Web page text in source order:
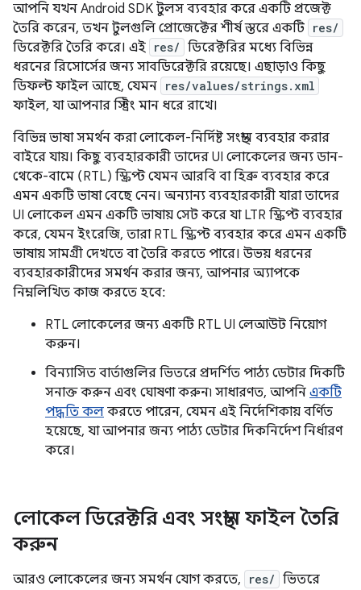
আপনি যখন Android SDK টুলস ব্যবহার করে একটি প্রজেক্ট
তৈরি করেন, তখন টুলগুলি প্রোজেক্টের শীর্ষ স্তরে একটি res/
ডিরেক্টরি তৈরি করে। এই res/ ডিরেক্টরির মধ্যে বিভিন্ন
ধরনের রিসোর্সের জন্য সাবডিরেক্টরি রয়েছে। এছাড়াও কিছু
ডিফল্ট ফাইল আছে, যেমন res/values/strings.xml
ফাইল, যা আপনার স্ট্রিং মান ধরে রাখে।
বিভিন্ন ভাষা সমর্থন করা লোকেল-নির্দিষ্ট সংস্থান ব্যবহার করার
বাইরে যায়। কিছু ব্যবহারকারী তাদের UI লোকেলের জন্য ডান-
থেকে-বামে (RTL) স্ক্রিপ্ট যেমন আরবি বা হিব্রু ব্যবহার করে
এমন একটি ভাষা বেছে নেন। অন্যান্য ব্যবহারকারী যারা তাদের
UI লোকেল এমন একটি ভাষায় সেট করে যা LTR স্ক্রিপ্ট ব্যবহার
করে, যেমন ইংরেজি, তারা RTL স্ক্রিপ্ট ব্যবহার করে এমন একটি
ভাষায় সামগ্রী দেখতে বা তৈরি করতে পারে। উভয় ধরনের
ব্যবহারকারীদের সমর্থন করার জন্য, আপনার অ্যাপকে
নিম্নলিখিত কাজ করতে হবে:
RTL লোকেলের জন্য একটি RTL UI লেআউট নিয়োগ
করুন।
বিন্যাসিত বার্তাগুলির ভিতরে প্রদর্শিত পাঠ্য ডেটার দিকটি
সনাক্ত করুন এবং ঘোষণা করুন৷ সাধারণত, আপনি একটি
পদ্ধতি কল করতে পারেন, যেমন এই নির্দেশিকায় বর্ণিত
হয়েছে, যা আপনার জন্য পাঠ্য ডেটার দিকনির্দেশ নির্ধারণ
করে।
লোকেল ডিরেক্টরি এবং সংস্থান ফাইল তৈরি
করুন
আরও লোকেলের জন্য সমর্থন যোগ করতে, res/ ভিতরে